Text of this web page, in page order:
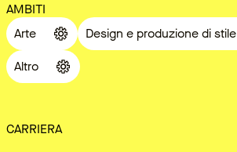
AMBITI
Arte
Design e produzione di stile
Altro
CARRIERA